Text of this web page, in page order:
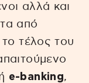
αλλά και
από
τέλος του
e-banking,